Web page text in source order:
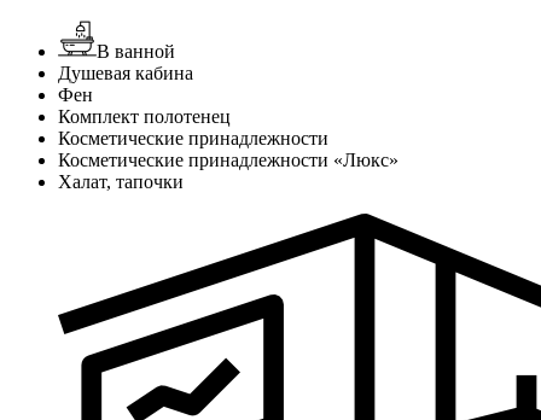
В ванной
Душевая кабина
Фен
Комплект полотенец
Косметические принадлежности
Косметические принадлежности «Люкс»
Халат, тапочки